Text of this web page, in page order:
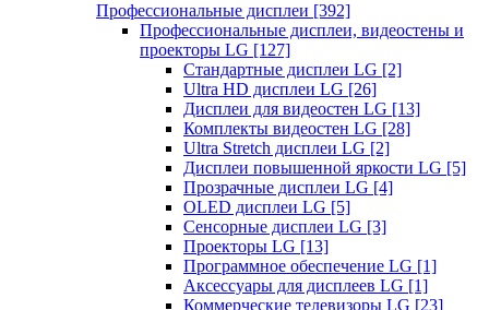
Профессиональные дисплеи [392]
Профессиональные дисплеи, видеостены и
проекторы LG [127]
Стандартные дисплеи LG [2]
Ultra HD дисплеи LG [26]
Дисплеи для видеостен LG [13]
Комплекты видеостен LG [28]
Ultra Stretch дисплеи LG [2]
Дисплеи повышенной яркости LG [5]
Прозрачные дисплеи LG [4]
OLED дисплеи LG [5]
Сенсорные дисплеи LG [3]
Проекторы LG [13]
Программное обеспечение LG [1]
Аксессуары для дисплеев LG [1]
Коммерческие телевизоры LG [23]